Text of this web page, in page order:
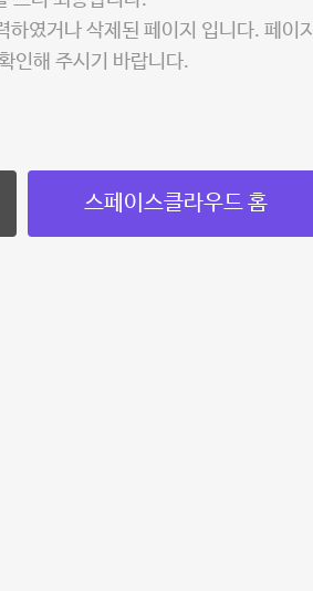
였거나 삭제된 페이지 입니다. 페이지
인해 주시기 바랍니다.
스페이스클라우드 홈